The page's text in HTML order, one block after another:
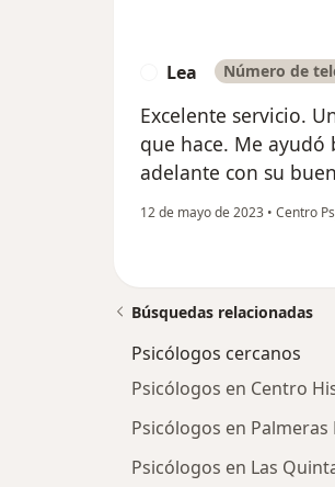
Lea Número de
Excelente servicio.
que hace. Me ayudó
adelante con su
12 de mayo de 2023 • Centro
Búsquedas relacionadas
Psicólogos cercanos
Psicólogos en Centro
Psicólogos en Palmeras
Psicólogos en Las